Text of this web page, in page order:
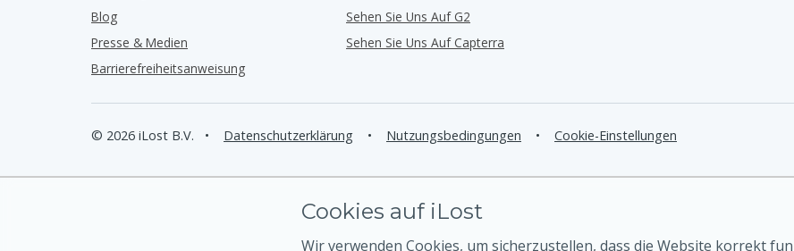
Blog
Presse & Medien
Barrierefreiheitsanweisung
Sehen Sie Uns Auf G2
Sehen Sie Uns Auf Capterra
© 2026 iLost B.V. • Datenschutzerklärung • Nutzungsbedingungen • Cookie-Einstellungen
Cookies auf iLost
Wir verwenden Cookies, um sicherzustellen, dass die Website korrekt